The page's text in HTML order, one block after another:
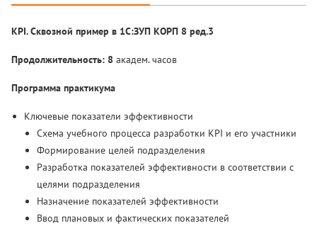
KPI. Сквозной пример в 1С:ЗУП КОРП 8 ред.3
Продолжительность: 8 академ. часов
Программа практикума
Ключевые показатели эффективности
Схема учебного процесса разработки KPI и его участники
Формирование целей подразделения
Разработка показателей эффективности в соответствии с
целями подразделения
Назначение показателей эффективности
Ввод плановых и фактических показателей